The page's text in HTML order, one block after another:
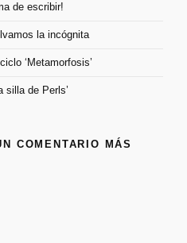
de escribir!
la incógnita
‘Metamorfosis’
silla de Perls’
COMENTARIO MÁS